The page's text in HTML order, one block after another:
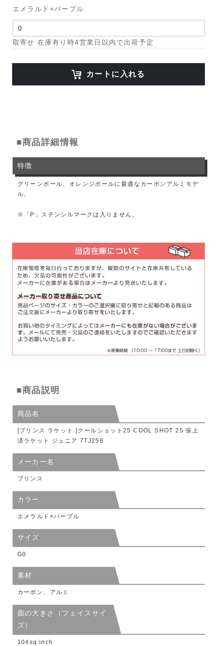
エメラルド×パープル
取寄せ 在庫有り時4営業日以内で出荷予定
カートに入れる
■商品詳細情報
特徴
グリーンボール、オレンジボールに最適なカーボンアルミモデ
ル。
※「P」ステンシルマークは入りません。
■商品説明
商品名
[プリンス ラケット ]クールショット25 COOL SHOT 25 張上
済ラケット ジュニア 7TJ258
メーカー名
プリンス
カラー
エメラルド×パープル
サイズ
G0
素材
カーボン、アルミ
面の大きさ（フェイスサイ
ズ）
104sq.inch